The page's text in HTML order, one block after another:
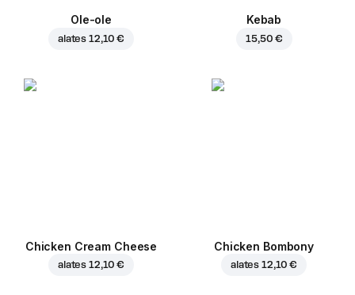
Ole-ole
alates 12,10 €
Kebab
15,50 €
Chicken Cream Cheese
alates 12,10 €
Chicken Bombony
alates 12,10 €